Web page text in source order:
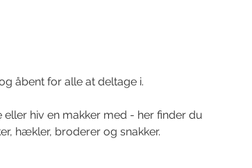
åbent for alle at deltage i.
hiv en makker med - her finder du
hækler, broderer og snakker.